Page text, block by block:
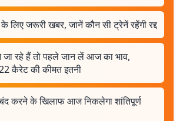
के लिए जरूरी खबर, जानें कौन सी ट्रेनें रहेंगी रद्द
जा रहे हैं तो पहले जान लें आज का भाव,
कैरेट की कीमत इतनी
करने के खिलाफ आज निकलेगा शांतिपूर्ण